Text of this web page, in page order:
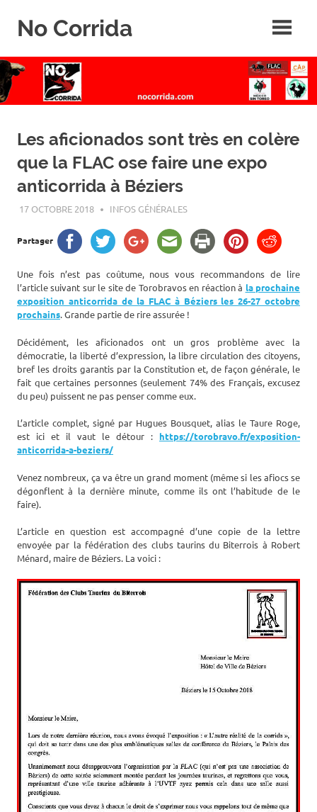
No Corrida
de
la
corrida
Les aficionados sont très en colère
que la FLAC ose faire une expo
anticorrida à Béziers
17 OCTOBRE 2018 ROGER LAHANA
INFOS GÉNÉRALES
Partager
Une fois n’est pas coûtume, nous vous recommandons de lire
l’article suivant sur le site de Torobravos en réaction à la prochaine
exposition anticorrida de la FLAC à Béziers les 26-27 octobre
prochains. Grande partie de rire assurée !
Décidément, les aficionados ont un gros problème avec la
démocratie, la liberté d’expression, la libre circulation des citoyens,
bref les droits garantis par la Constitution et, de façon générale, le
fait quecertaines personnes (seulement 74% des Français, excusez
du peu) puissent ne pas penser comme eux.
L’article complet, signé par Hugues Bousquet, alias le Taure Roge,
est ici et il vaut le détour : https://torobravo.fr/exposition-
anticorrida-a-beziers/
Venez nombreux, ça va être un grand moment (même si les afiocs se
dégonflent à la dernière minute, comme ils ont l’habitude de le
faire).
L’article en question est accompagné d’une copie de la lettre
envoyée par la fédération des clubs taurins du Biterrois à Robert
Ménard, maire de Béziers. La voici :